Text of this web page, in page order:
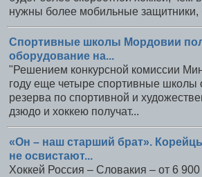
нужны более мобильные защитники,
Спортивные школы Мордовии
оборудование на...
"Решением конкурсной комиссии
году еще четыре спортивные школы
резерва по спортивной и
дзюдо и хоккею получат...
«Он – наш старший брат».
не освистают...
Хоккей Россия – Словакия – от 6